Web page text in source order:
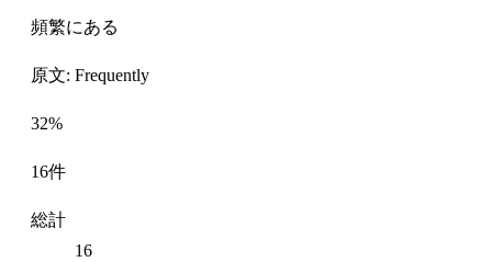
頻繁にある
原文: Frequently
32%
16件
総計
16